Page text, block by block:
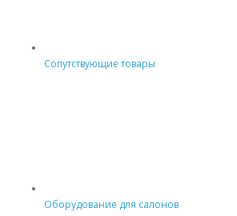
Сопутствующие товары
Оборудование для салонов